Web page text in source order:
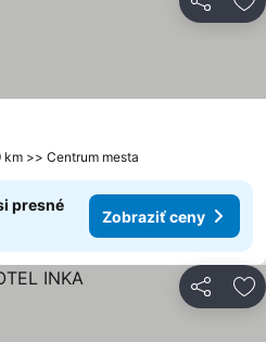
Zdieľať
km >> Centrum mesta
presné
Zobraziť ceny
Zdieľať